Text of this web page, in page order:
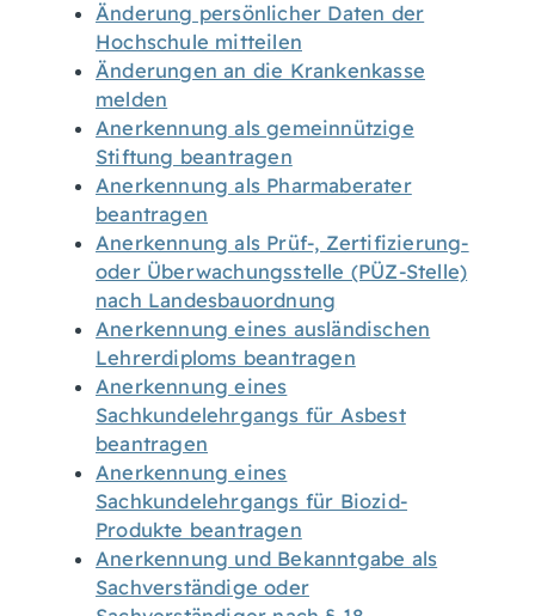
Änderung persönlicher Daten der
Hochschule mitteilen
Änderungen an die Krankenkasse
melden
Anerkennung als gemeinnützige
Stiftung beantragen
Anerkennung als Pharmaberater
beantragen
Anerkennung als Prüf-, Zertifizierung-
oder Überwachungsstelle (PÜZ-Stelle)
nach Landesbauordnung
Anerkennung eines ausländischen
Lehrerdiploms beantragen
Anerkennung eines
Sachkundelehrgangs für Asbest
beantragen
Anerkennung eines
Sachkundelehrgangs für Biozid-
Produkte beantragen
Anerkennung und Bekanntgabe als
Sachverständige oder